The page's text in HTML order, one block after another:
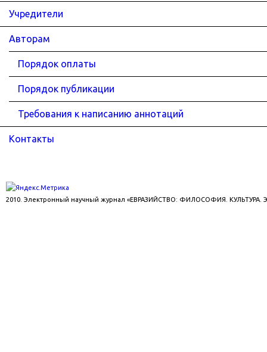
Учредители
Авторам
Порядок оплаты
Порядок публикации
Требования к написанию аннотаций
Контакты
2010. Электронный научный журнал «ЕВРАЗИЙСТВО: ФИЛОСОФИЯ. КУЛЬТУРА.